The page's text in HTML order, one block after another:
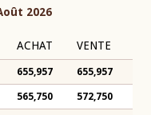
2026
ACHAT VENTE
655,957 655,957
565,750 572,750